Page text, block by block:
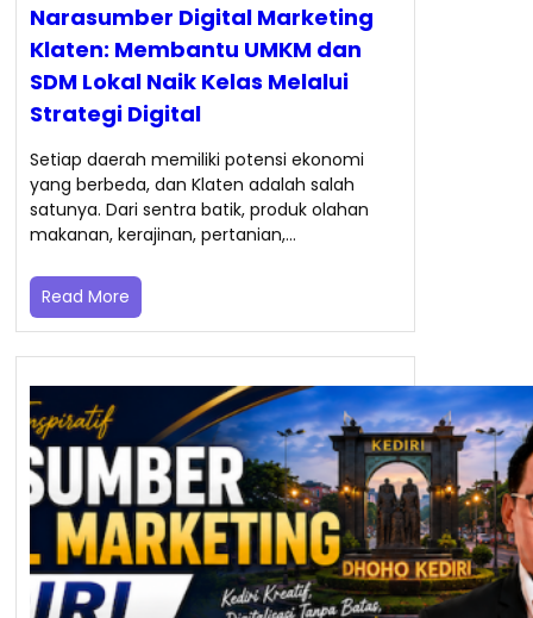
Narasumber Digital Marketing
Klaten: Membantu UMKM dan
SDM Lokal Naik Kelas Melalui
Strategi Digital
Setiap daerah memiliki potensi ekonomi
yang berbeda, dan Klaten adalah salah
satunya. Dari sentra batik, produk olahan
makanan, kerajinan, pertanian,…
Read More